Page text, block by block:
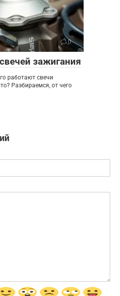
0
зажигания
работают свечи
Разбираемся, от чего